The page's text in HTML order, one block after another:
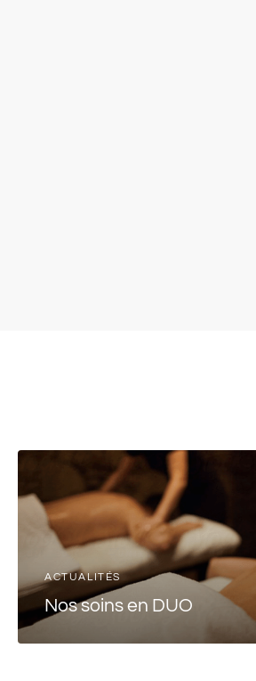
ACTUALITÉS
Nos soins en DUO